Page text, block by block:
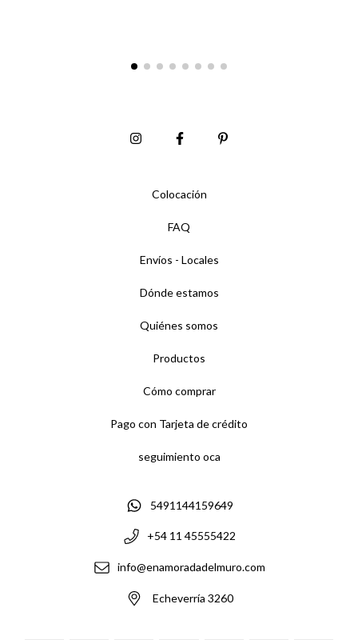
Colocación
FAQ
Envíos - Locales
Dónde estamos
Quiénes somos
Productos
Cómo comprar
Pago con Tarjeta de crédito
seguimiento oca
5491144159649
+54 11 45555422
info@enamoradadelmuro.com
Echeverría 3260